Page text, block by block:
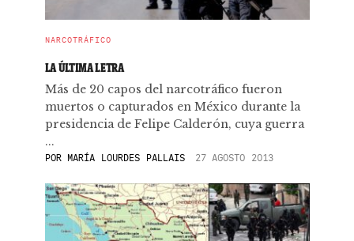
NARCOTRÁFICO
LA ÚLTIMA LETRA
Más de 20 capos del narcotráfico fueron
muertos o capturados en México durante la
presidencia de Felipe Calderón, cuya guerra
...
PORMARÍA LOURDES PALLAIS 27 AGOSTO 2013